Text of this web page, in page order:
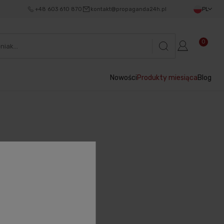
+48 603 610 870 kontakt@propaganda24h.pl PL
0
NowościProdukty miesiącaBlog